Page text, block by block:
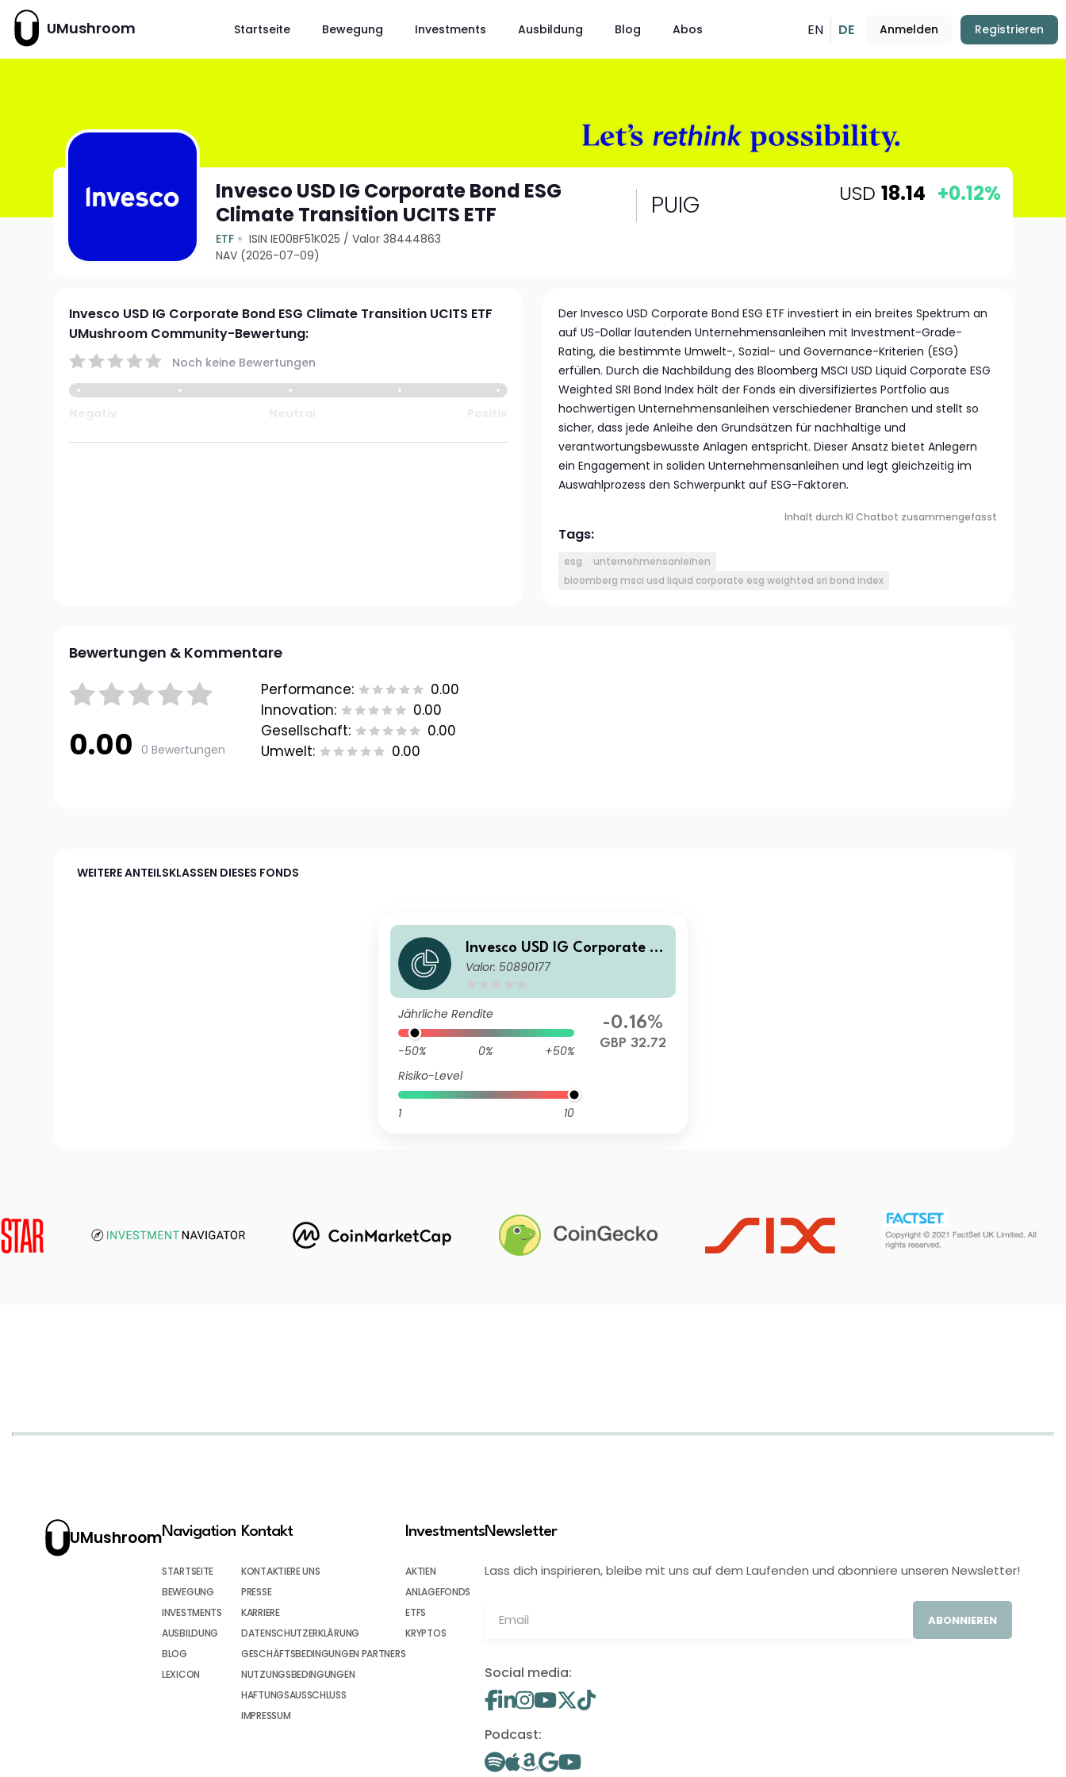
UMushroom Startseite Bewegung Investments Ausbildung Blog Abos EN DE Anmelden Registrieren
Invesco USD IG Corporate Bond ESG
Climate Transition UCITS ETF
PUIG
ETF ISIN IE00BF51K025 /Valor 38444863
NAV (2026-07-09)
USD 18.14 +0.12%
Invesco USD IG Corporate Bond ESG Climate Transition UCITS ETF
UMushroom Community-Bewertung:
Noch keine Bewertungen
Der Invesco USD Corporate Bond ESG ETF investiert in ein breites Spektrum an
auf US-Dollar lautenden Unternehmensanleihen mit Investment-Grade-
Rating, die bestimmte Umwelt-, Sozial- und Governance-Kriterien (ESG)
erfüllen. Durch die Nachbildung des Bloomberg MSCI USD Liquid Corporate ESG
Weighted SRI Bond Index hält der Fonds ein diversifiziertes Portfolio aus
hochwertigen Unternehmensanleihen verschiedener Branchen und stellt so
sicher, dass jede Anleihe den Grundsätzen für nachhaltige und
verantwortungsbewusste Anlagen entspricht. Dieser Ansatz bietet Anlegern
ein Engagement in soliden Unternehmensanleihen und legt gleichzeitig im
Auswahlprozess den Schwerpunkt auf ESG-Faktoren.
Inhalt durch KI Chatbot zusammengefasst
Tags:
esg
unternehmensanleihen
bloomberg msci usd liquid corporate esg weighted sri bond index
Bewertungen & Kommentare
0.00 0 Bewertungen
Performance:
0.00
Innovation:
0.00
Gesellschaft:
0.00
Umwelt:
0.00
WEITERE ANTEILSKLASSEN DIESES FONDS
Invesco USD IG Corporate Bo
nd ESG Climate Transition U
Valor: 50890177
Jährliche Rendite
-50% 0%
+50%
Risiko-Level
1 10
-0.16%
GBP 32.72
UMushroomNavigation
STARTSEITE
BEWEGUNG
INVESTMENTS
AUSBILDUNG
BLOG
LEXICON
Kontakt
KONTAKTIERE UNS
PRESSE
KARRIERE
DATENSCHUTZERKLÄRUNG
GESCHÄFTSBEDINGUNGEN PARTNERS
NUTZUNGSBEDINGUNGEN
HAFTUNGSAUSSCHLUSS
IMPRESSUM
Investments
AKTIEN
ANLAGEFONDS
ETFS
KRYPTOS
Newsletter
Lass dich inspirieren, bleibe mit uns auf dem Laufenden und abonniere unseren Newsletter!
ABONNIEREN
Social media:
Podcast: